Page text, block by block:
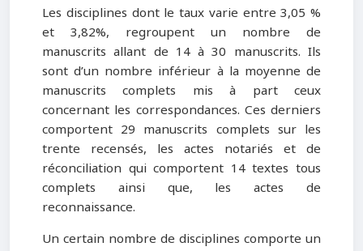
Les disciplines dont le taux varie entre 3,05 %
et 3,82%, regroupent un nombre de
manuscrits allant de 14 à 30 manuscrits. Ils
sont d’un nombre inférieur à la moyenne de
manuscrits complets mis à part ceux
concernant les correspondances. Ces derniers
comportent 29 manuscrits complets sur les
trente recensés, les actes notariés et de
réconciliation qui comportent 14 textes tous
complets ainsi que, les actes de
reconnaissance.
Un certain nombre de disciplines comporte un